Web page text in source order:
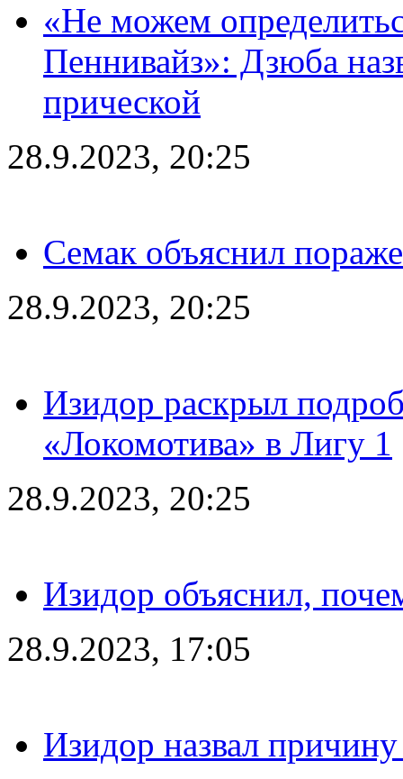
«Не можем
Пеннивайз»: Дзюба
прической
28.9.2023, 20:25
Семак объяснил
28.9.2023, 20:25
Изидор раскрыл
«Локомотива» в Лигу 1
28.9.2023, 20:25
Изидор объяснил,
28.9.2023, 17:05
Изидор назвал